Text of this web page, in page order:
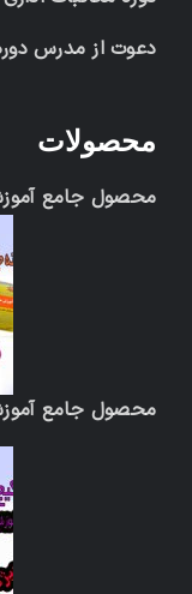
دعوت از مدرس
محصولات
محصول جامع
محصول جامع